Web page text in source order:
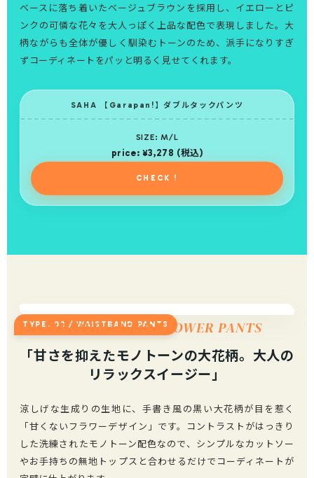
ベースに落ち着いたベージュブラウンを採用し、イエローとピ
ンクの可憐な花々を大人っぽく上品な配色で表現しました。大
柄ながらも全体が優しく馴染むトーンのため、派手になりすぎ
ずコーディネートをパッと明るく見せてくれます。
SAHA 【Garapan!】ダブルタックパンツ
SIZE: M/L
price: ¥3,278 (税込)
CHECK !
TYPE. 02 / WAISTBAND PANTS
MODERN BOLD FLOWER PANTS
「甘さを抑えたモノトーンの大花柄。大人の
リラックスイージー」
涼しげな生成りの生地に、手書き風の黒い大花柄が目を惹く
「甘くないフラワーデザイン」です。コントラストがはっきり
した洗練されたモノトーン配色なので、シンプルなカットソー
やお手持ちの無地トップスと合わせるだけでコーディネートが